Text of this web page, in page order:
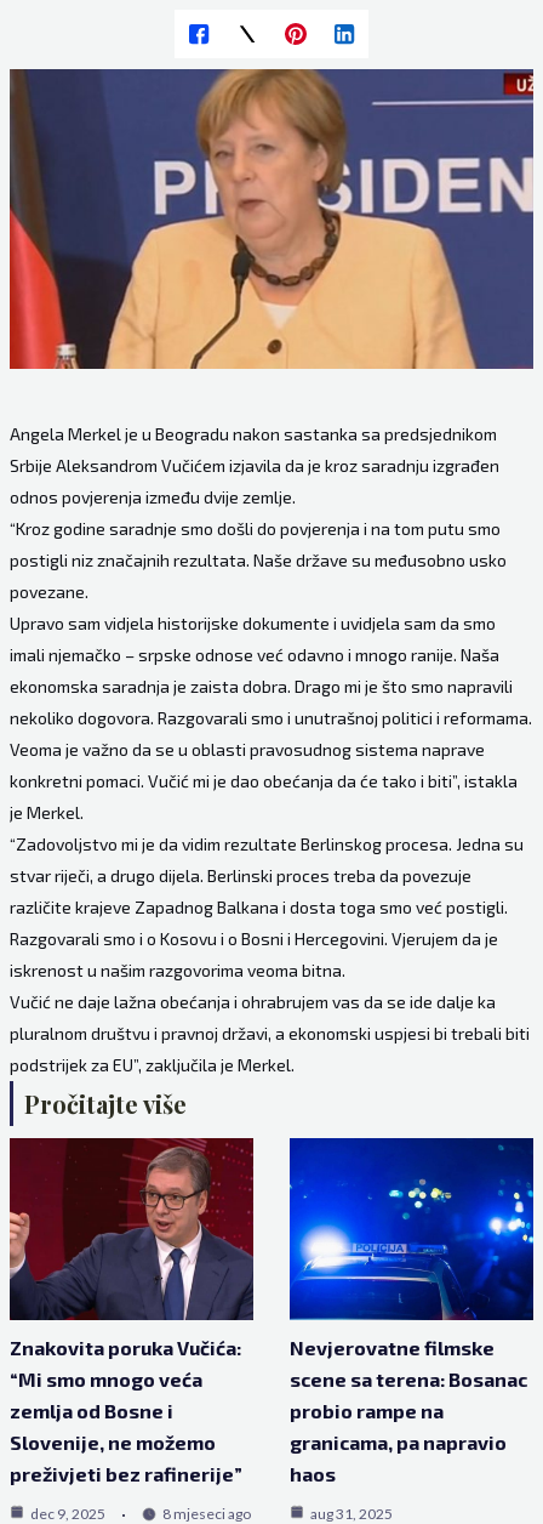
Angela Merkel je u Beogradu nakon sastanka sa predsjednikom
Srbije Aleksandrom Vučićem izjavila da je kroz saradnju izgrađen
odnos povjerenja između dvije zemlje.
“Kroz godine saradnje smo došli do povjerenja i na tom putu smo
postigli niz značajnih rezultata. Naše države su međusobno usko
povezane.
Upravo sam vidjela historijske dokumente i uvidjela sam da smo
imali njemačko – srpske odnose već odavno i mnogo ranije. Naša
ekonomska saradnja je zaista dobra. Drago mi je što smo napravili
nekoliko dogovora. Razgovarali smo i unutrašnoj politici i reformama.
Veoma je važno da se u oblasti pravosudnog sistema naprave
konkretni pomaci. Vučić mi je dao obećanja da će tako i biti”, istakla
je Merkel.
“Zadovoljstvo mi je da vidim rezultate Berlinskog procesa. Jedna su
stvar riječi, a drugo dijela. Berlinski proces treba da povezuje
različite krajeve Zapadnog Balkana i dosta toga smo već postigli.
Razgovarali smo i o Kosovu i o Bosni i Hercegovini. Vjerujem da je
iskrenost u našim razgovorima veoma bitna.
Vučić ne daje lažna obećanja i ohrabrujem vas da se ide dalje ka
pluralnom društvu i pravnoj državi, a ekonomski uspjesi bi trebali biti
podstrijek za EU”, zaključila je Merkel.
Pročitajte više
Znakovita poruka Vučića:
“Mi smo mnogo veća
zemlja od Bosne i
Slovenije, ne možemo
preživjeti bez rafinerije”
dec 9, 2025 8 mjeseci ago
Nevjerovatne filmske
scene sa terena: Bosanac
probio rampe na
granicama, pa napravio
haos
aug 31, 2025